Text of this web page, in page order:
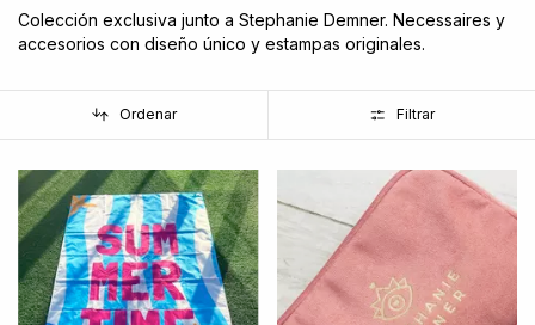
Colección exclusiva junto a Stephanie Demner. Necessaires y
accesorios con diseño único y estampas originales.
Ordenar Filtrar